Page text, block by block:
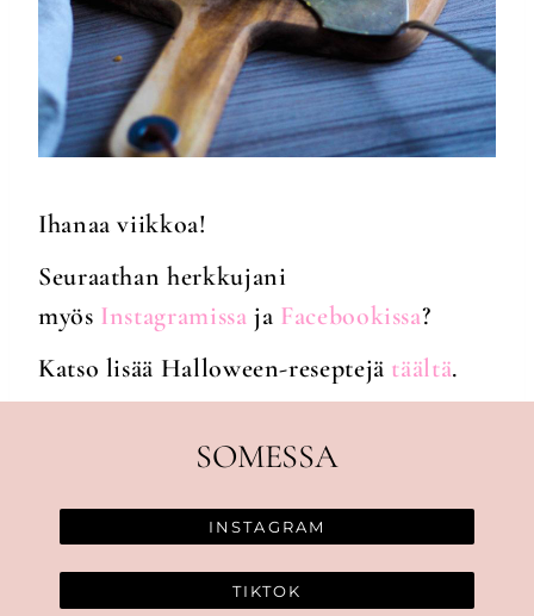
Ihanaa viikkoa!
Seuraathan herkkujani
myös Instagramissa ja Facebookissa?
Katso lisää Halloween-reseptejä täältä.
SOMESSA
INSTAGRAM
TIKTOK